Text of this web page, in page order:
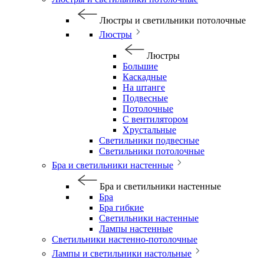
Люстры и светильники потолочные
Люстры
Люстры
Большие
Каскадные
На штанге
Подвесные
Потолочные
С вентилятором
Хрустальные
Светильники подвесные
Светильники потолочные
Бра и светильники настенные
Бра и светильники настенные
Бра
Бра гибкие
Светильники настенные
Лампы настенные
Светильники настенно-потолочные
Лампы и светильники настольные